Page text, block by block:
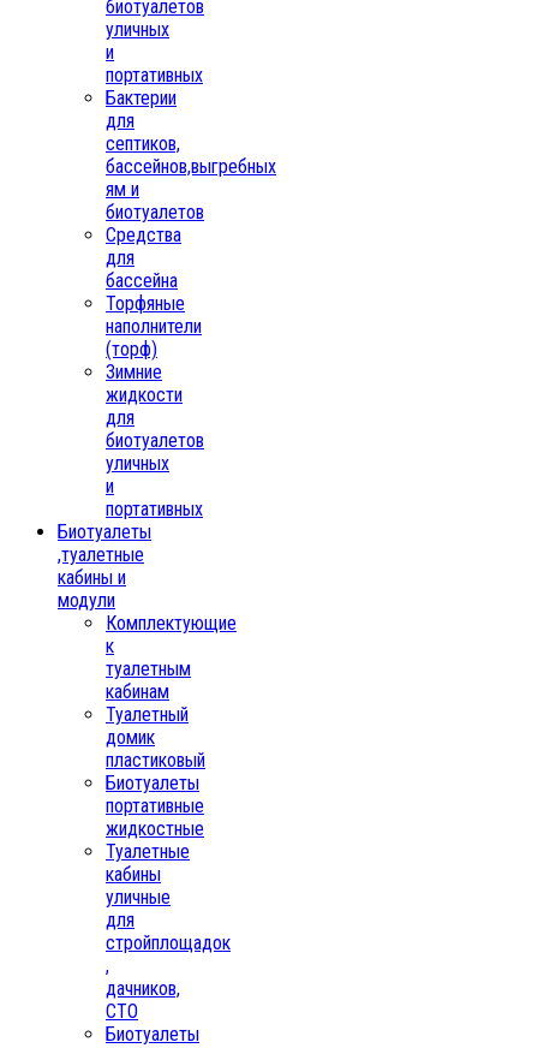
биотуалетов
уличных
и
портативных
Бактерии
для
септиков,
бассейнов,выгребных
ям и
биотуалетов
Средства
для
бассейна
Торфяные
наполнители
(торф)
Зимние
жидкости
для
биотуалетов
уличных
и
портативных
Биотуалеты
,туалетные
кабины и
модули
Комплектующие
к
туалетным
кабинам
Туалетный
домик
пластиковый
Биотуалеты
портативные
жидкостные
Туалетные
кабины
уличные
для
стройплощадок
,
дачников,
СТО
Биотуалеты